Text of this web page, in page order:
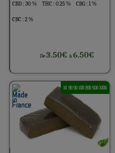
CBD : 30 % THC : 0.25 % CBG : 1 %
CBC : 2 %
De3.50€à6.50€
1G 3G 5G 10G 20G 50G 100G